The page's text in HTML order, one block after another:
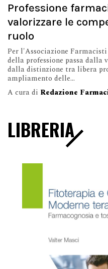
Professione
valorizzare le
ruolo
Per l'Associazione
della professione passa
dalla distinzione tra libera
ampliamento delle...
A cura di Redazione
LIBRERIA